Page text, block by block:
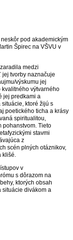
pod akademickým
Špirec na VŠVU v
medzi
tvorby naznačuje
výskumu jej
výtvarného
jej predkami a
ktoré žijú s
poetického ticha a krásy
spiritualitou,
pohanstvom. Tieto
stavmi
z
scén plných otáznikov,
klišé.
v
s dôrazom na
ktorých obsah
situácie divákom a